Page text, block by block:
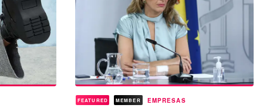
FEATURED MEMBER EMPRESAS